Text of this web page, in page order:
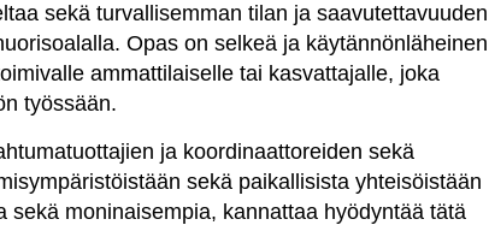
sekä turvallisemman tilan ja saavutettavuuden
Opas on selkeä ja käytännönläheinen
ammattilaiselle tai kasvattajalle, joka
työssään.
ja koordinaattoreiden sekä
sekä paikallisista yhteisöistään
moninaisempia, kannattaa hyödyntää tätä